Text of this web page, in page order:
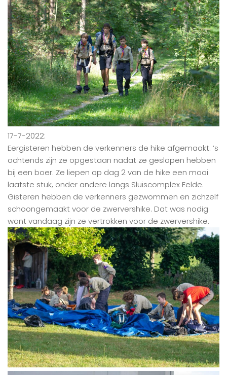
17-7-2022:
Eergisteren hebben de verkenners de hike afgemaakt. ’s
ochtends zijn ze opgestaan nadat ze geslapen hebben
bij een boer. Ze liepen op dag 2 van de hike een mooi
laatste stuk, onder andere langs Sluiscomplex Eelde.
Gisteren hebben de verkenners gezwommen en zichzelf
schoongemaakt voor de zwervershike. Dat was nodig
want vandaag zijn ze vertrokken voor de zwervershike.